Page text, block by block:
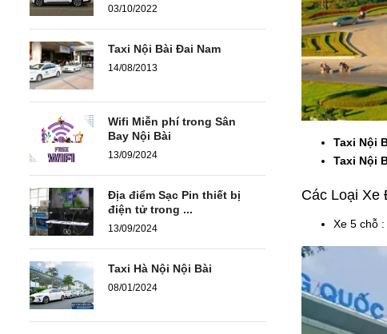
03/10/2022
Taxi Nội Bài Đai Nam
14/08/2013
Wifi Miễn phí trong Sân
Bay Nội Bài
13/09/2024
Địa điểm Sạc Pin thiết bị
điện tử trong ...
13/09/2024
Taxi Hà Nội Nội Bài
08/01/2024
Taxi Nội
Taxi Nội
Các Loại Xe
Xe 5 chỗ